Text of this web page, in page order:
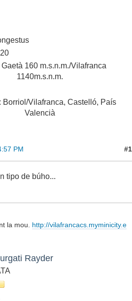
Gaetà 160 m.s.n.m./Vilafranca
1140m.s.n.m.
Borriol/Vilafranca, Castelló, País
Valencià
PM #1
tipo de búho...
la mou. http://vilafrancacs.myminicity.e
Rayder